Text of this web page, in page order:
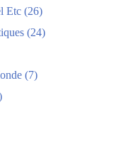
Etc (26)
(24)
(7)